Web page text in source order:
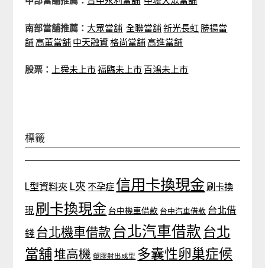
南部當舖推薦： 大眾當舖 全聯當舖新光長虹 勝揚當
舖高董當舖 中天融資格尚當舖高進當舖
股票： 上舜未上市福臨未上市 百鴻未上市
標籤
L型資料夾 L夾 不孕症 信用卡換現金 刷卡換
現 刷卡換現金 台中機車借款 台中汽車借款 台北借
錢 台北機車借款 台北汽車借款 台北
當舖堆高機 塑膠射出成型 多囊性卵巢症候